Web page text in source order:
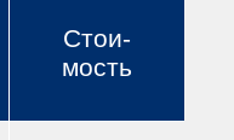
Стои-
мость